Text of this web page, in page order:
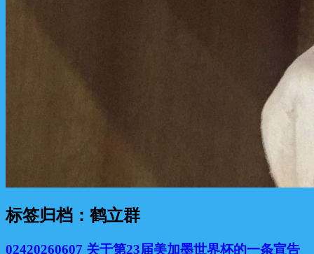
标签归档： 鹤立群
02420260607 关于第23届美加墨世界杯的一条宣告